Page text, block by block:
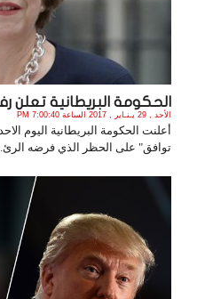
الحكومة البريطانية تعلن
الأحد , 29 يـنـاير , 2017 الساعة 7:00:40 PM
أعلنت الحكومة البريطانية اليوم
توافق" على الحظر الذي فرضه